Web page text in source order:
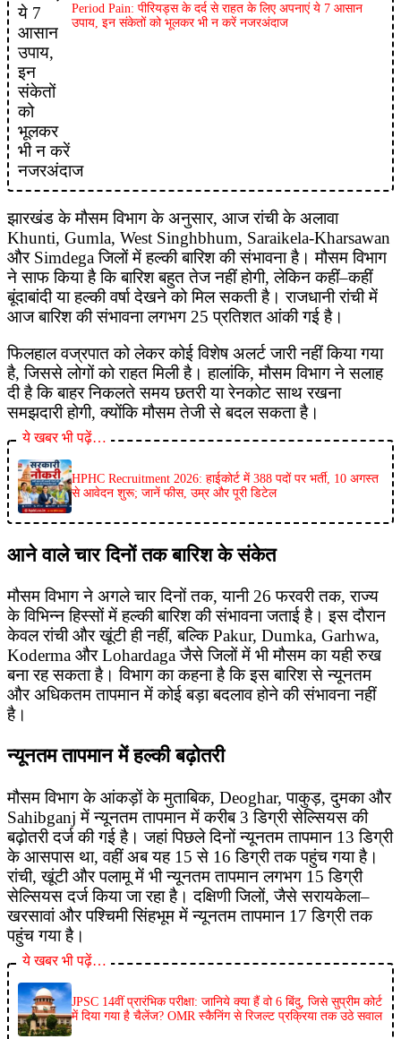
Period Pain: पीरियड्स के दर्द से राहत के लिए अपनाएं ये 7 आसान
उपाय, इन संकेतों को भूलकर भी न करें नजरअंदाज
झारखंड के मौसम विभाग के अनुसार, आज रांची के अलावा
Khunti, Gumla, West Singhbhum, Saraikela-Kharsawan
और Simdega जिलों में हल्की बारिश की संभावना है। मौसम विभाग
ने साफ किया है कि बारिश बहुत तेज नहीं होगी, लेकिन कहीं–कहीं
बूंदाबांदी या हल्की वर्षा देखने को मिल सकती है। राजधानी रांची में
आज बारिश की संभावना लगभग 25 प्रतिशत आंकी गई है।
फिलहाल वज्रपात को लेकर कोई विशेष अलर्ट जारी नहीं किया गया
है, जिससे लोगों को राहत मिली है। हालांकि, मौसम विभाग ने सलाह
दी है कि बाहर निकलते समय छतरी या रेनकोट साथ रखना
समझदारी होगी, क्योंकि मौसम तेजी से बदल सकता है।
ये खबर भी पढ़ें…
HPHC Recruitment 2026: हाईकोर्ट में 388 पदों पर भर्ती, 10 अगस्त
से आवेदन शुरू; जानें फीस, उम्र और पूरी डिटेल
आने वाले चार दिनों तक बारिश के संकेत
मौसम विभाग ने अगले चार दिनों तक, यानी 26 फरवरी तक, राज्य
के विभिन्न हिस्सों में हल्की बारिश की संभावना जताई है। इस दौरान
केवल रांची और खूंटी ही नहीं, बल्कि Pakur, Dumka, Garhwa,
Koderma और Lohardaga जैसे जिलों में भी मौसम का यही रुख
बना रह सकता है। विभाग का कहना है कि इस बारिश से न्यूनतम
और अधिकतम तापमान में कोई बड़ा बदलाव होने की संभावना नहीं
है।
न्यूनतम तापमान में हल्की बढ़ोतरी
मौसम विभाग के आंकड़ों के मुताबिक, Deoghar, पाकुड़, दुमका और
Sahibganj में न्यूनतम तापमान में करीब 3 डिग्री सेल्सियस की
बढ़ोतरी दर्ज की गई है। जहां पिछले दिनों न्यूनतम तापमान 13 डिग्री
के आसपास था, वहीं अब यह 15 से 16 डिग्री तक पहुंच गया है।
रांची, खूंटी और पलामू में भी न्यूनतम तापमान लगभग 15 डिग्री
सेल्सियस दर्ज किया जा रहा है। दक्षिणी जिलों, जैसे सरायकेला–
खरसावां और पश्चिमी सिंहभूम में न्यूनतम तापमान 17 डिग्री तक
पहुंच गया है।
ये खबर भी पढ़ें…
JPSC 14वीं प्रारंभिक परीक्षा: जानिये क्या हैं वो 6 बिंदु, जिसे सुप्रीम कोर्ट
में दिया गया है चैलेंज? OMR स्कैनिंग से रिजल्ट प्रक्रिया तक उठे सवाल